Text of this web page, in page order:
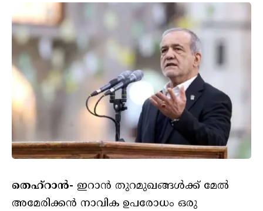
തെഹ്‌റാൻ- ഇറാൻ തുറമുഖങ്ങൾക്ക് മേൽ
അമേരിക്കൻ നാവിക ഉപരോധം ഒരു